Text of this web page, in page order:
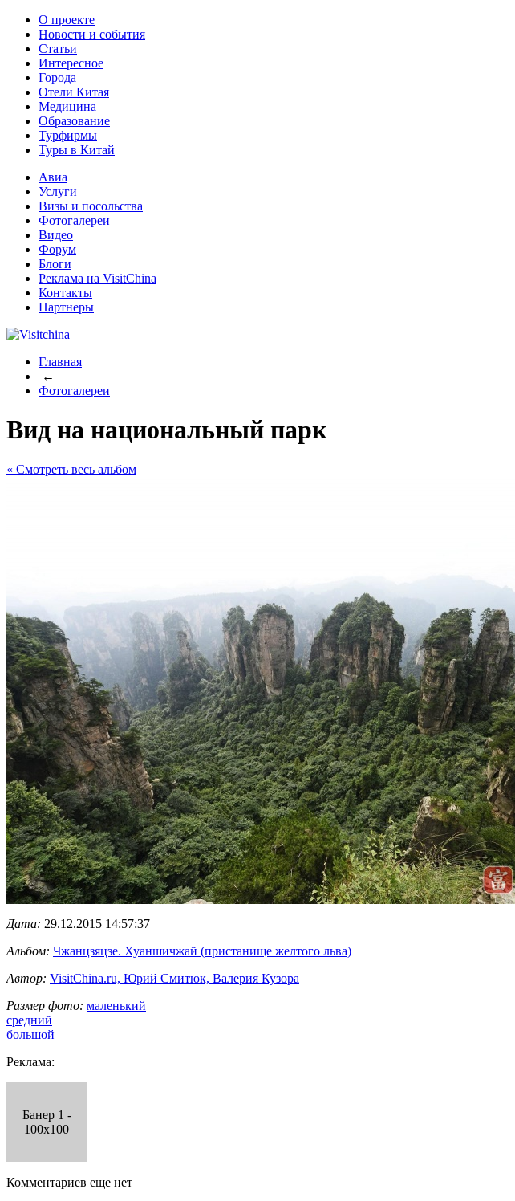
О проекте
Новости и события
Статьи
Интересное
Города
Отели Китая
Медицина
Образование
Турфирмы
Туры в Китай
Авиа
Услуги
Визы и посольства
Фотогалереи
Видео
Форум
Блоги
Реклама на VisitChina
Контакты
Партнеры
Главная
←
Фотогалереи
Вид на национальный парк
« Cмотреть весь альбом
Дата: 29.12.2015 14:57:37
Альбом: Чжанцзяцзе. Хуаншичжай (пристанище желтого льва)
Автор: VisitChina.ru, Юрий Смитюк, Валерия Кузора
Размер фото: маленький
средний
большой
Реклама:
Банер 1 -
100x100
Комментариев еще нет